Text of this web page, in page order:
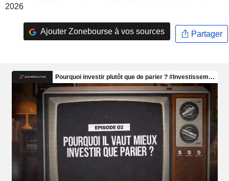
2026
Ajouter Zonebourse à vos sources Partager